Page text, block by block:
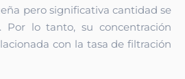
pero significativa cantidad se
Por lo tanto, su concentración
con la tasa de filtración